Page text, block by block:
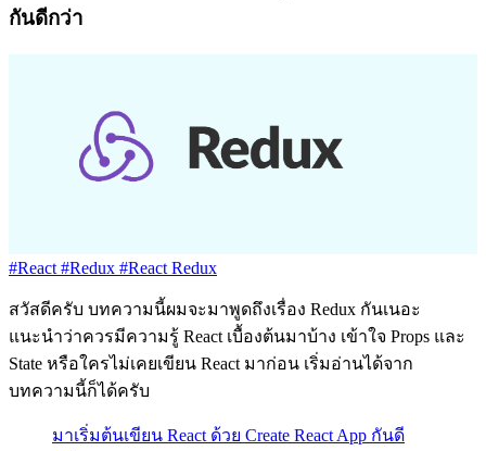
กันดีกว่า
#React #Redux #React Redux
สวัสดีครับ บทความนี้ผมจะมาพูดถึงเรื่อง Redux กันเนอะ
แนะนำว่าควรมีความรู้ React เบื้องต้นมาบ้าง เข้าใจ Props และ
State หรือใครไม่เคยเขียน React มาก่อน เริ่มอ่านได้จาก
บทความนี้ก็ได้ครับ
มาเริ่มต้นเขียน React ด้วย Create React App กันดี